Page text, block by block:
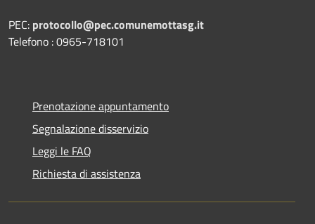
PEC: protocollo@pec.comunemottasg.it
Telefono : 0965-718101
Prenotazione appuntamento
Segnalazione disservizio
Leggi le FAQ
Richiesta di assistenza